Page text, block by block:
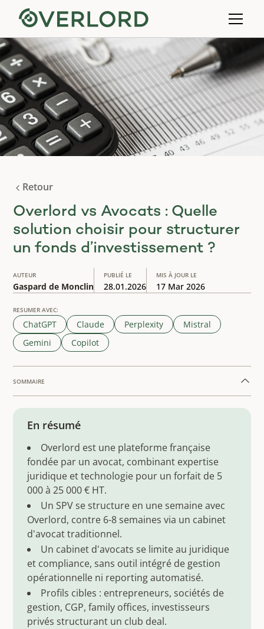
Retour
Overlord vs Avocats : Quelle
solution choisir pour structurer
un fonds d’investissement ?
AUTEUR
Gaspard de Monclin
PUBLIÉ LE
28.01.2026
MIS À JOUR LE
17 Mar 2026
RESUMER AVEC:
ChatGPT Claude Perplexity
Mistral
Gemini
Copilot
SOMMAIRE
Example H2
En résumé
Overlord est une plateforme française
fondée par un avocat, combinant expertise
juridique et technologie pour un forfait de 5
000 à 25 000 € HT.
Un SPV se structure en une semaine avec
Overlord, contre 6-8 semaines via un cabinet
d'avocat traditionnel.
Un cabinet d'avocats se limite au juridique
et compliance, sans outil intégré de gestion
opérationnelle ni reporting automatisé.
Profils cibles : entrepreneurs, sociétés de
gestion, CGP, family offices, investisseurs
privés structurant un club deal.